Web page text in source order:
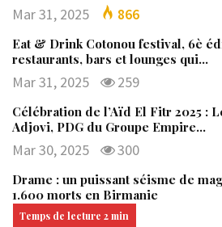
Mar 31, 2025 866
Eat & Drink Cotonou festival, 6è
restaurants, bars et lounges qui…
Mar 31, 2025 259
Célébration de l’Aïd El Fitr 2025 :
Adjovi, PDG du Groupe Empire…
Mar 30, 2025 300
Drame : un puissant séisme de
1.600 morts en Birmanie